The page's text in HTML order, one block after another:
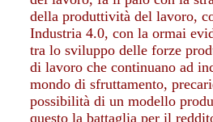
della produttività del lavoro,
Industria 4.0, con la ormai
tra lo sviluppo delle forze
di lavoro che continuano ad
mondo di sfruttamento,
possibilità di un modello
questo la battaglia per il